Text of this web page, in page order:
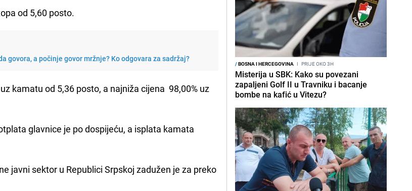
od 5,60 posto.
govora, a počinje govor mržnje? Ko odgovara za sadržaj?
kamatu od 5,36 posto, a najniža cijena 98,00% uz
glavnice je po dospijeću, a isplata kamata
javni sektor u Republici Srpskoj zadužen je za preko
/BOSNA I HERCEGOVINA I PRIJE OKO 3H
Misterija u SBK: Kako su povezani
zapaljeni Golf II u Travniku i bacanje
bombe na kafić u Vitezu?